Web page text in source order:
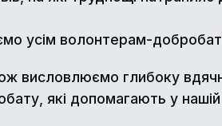
усім волонтерам-
висловлюємо глибоку
які допомагають у нашій